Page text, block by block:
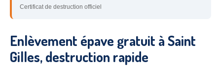
– Eure-et-Loir
27– Eure
Certificat de destruction officiel
Enlèvement épave gratuit à Saint
Gilles, destruction rapide